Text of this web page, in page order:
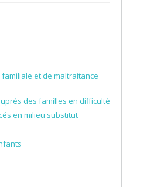
et de maltraitance
des familles en difficulté
en milieu substitut